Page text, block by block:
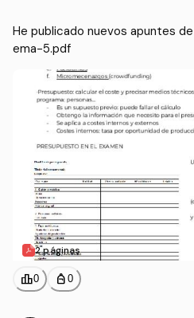
He publicado nuevos apuntes
ema-5.pdf
2 páginas
leaderboard0 personal_bag 0